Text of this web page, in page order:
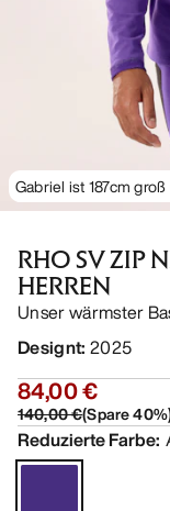
Gabriel ist 187cm
RHO SV ZIP
HERREN
Unser wärmster
Designt: 2025
84,00 €
140,00 €(Spare40
Reduzierte Farbe: